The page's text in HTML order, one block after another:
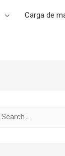
Carga de